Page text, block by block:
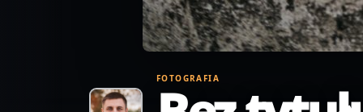
FOTOGRAFIA